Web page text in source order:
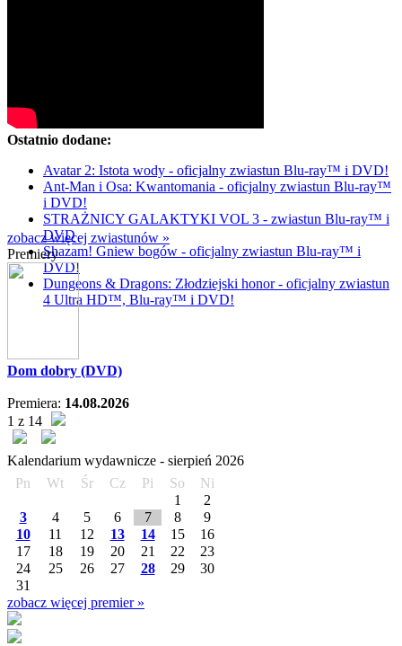
Ostatnio dodane:
Avatar 2: Istota wody - oficjalny zwiastun Blu-ray™ i DVD!
Ant-Man i Osa: Kwantomania - oficjalny zwiastun Blu-ray™
i DVD!
STRAŻNICY GALAKTYKI VOL 3 - zwiastun Blu-ray™ i
DVD
Shazam! Gniew bogów - oficjalny zwiastun Blu-ray™ i
DVD!
Dungeons & Dragons: Złodziejski honor - oficjalny zwiastun
4 Ultra HD™, Blu-ray™ i DVD!
zobacz więcej zwiastunów »
Premiery
Dom dobry (DVD)
Premiera: 14.08.2026
1 z 14
Kalendarium wydawnicze - sierpień 2026
Pn
Wt Śr Cz Pi So
Ni
1
2
3
4 5 6 7 8
9
10
11 12 13 14 15
16
17
18 19 20 21 22
23
24
25 26 27 28 29
30
31
zobacz więcej premier »